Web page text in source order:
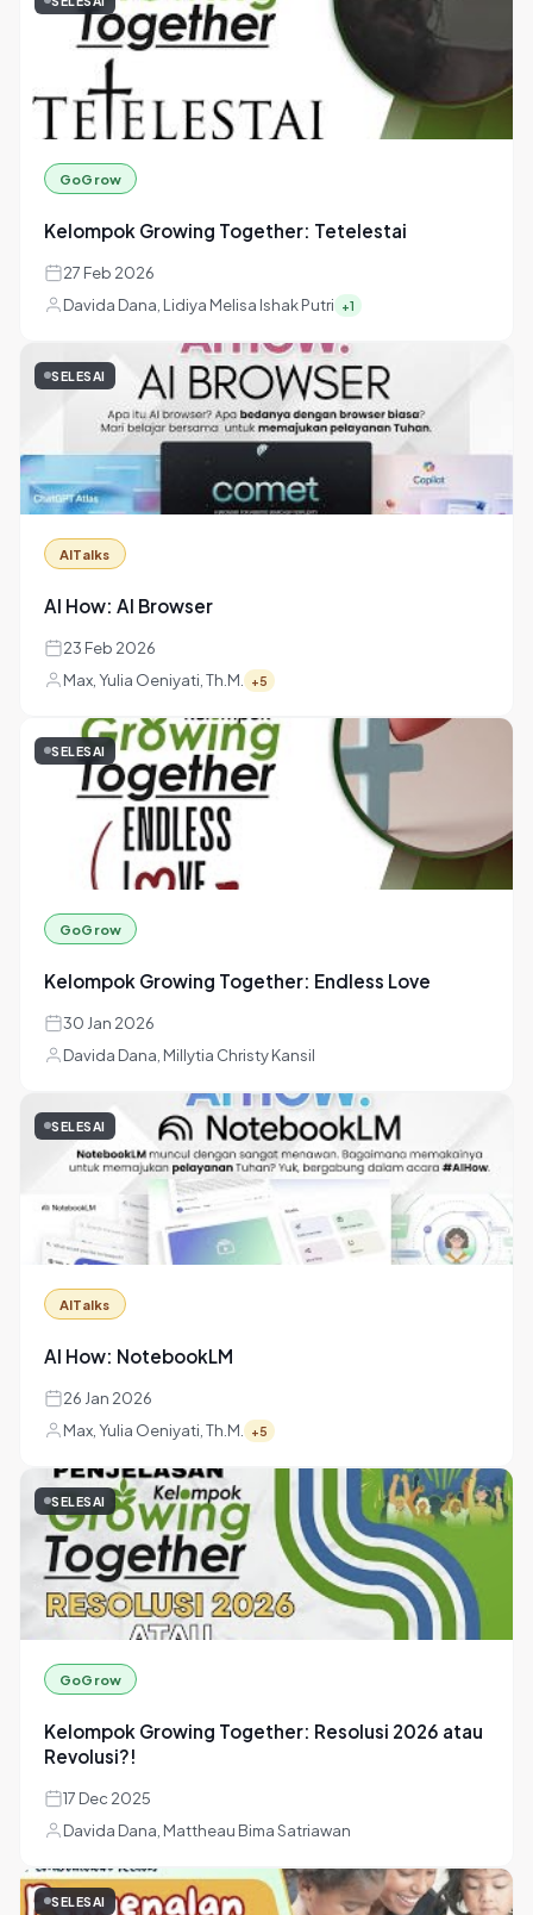
AI How: Canva AI
16 Mar 2026
Max, Yulia Oeniyati, Th.M. +7
GoGrow
Kelompok Growing Together: Tetelestai
27 Feb 2026
Davida Dana, Lidiya Melisa Ishak Putri
SELESAI
AITalks
AI How: AI Browser
23 Feb 2026
Max, Yulia Oeniyati, Th.M.
Kelompok Growing Together: Endless Love
Davida Dana, Millytia Christy Kansil
AITalks
AI How: NotebookLM
26 Jan 2026